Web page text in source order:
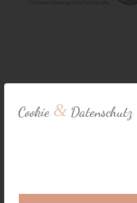
Cookie & Datenschutz